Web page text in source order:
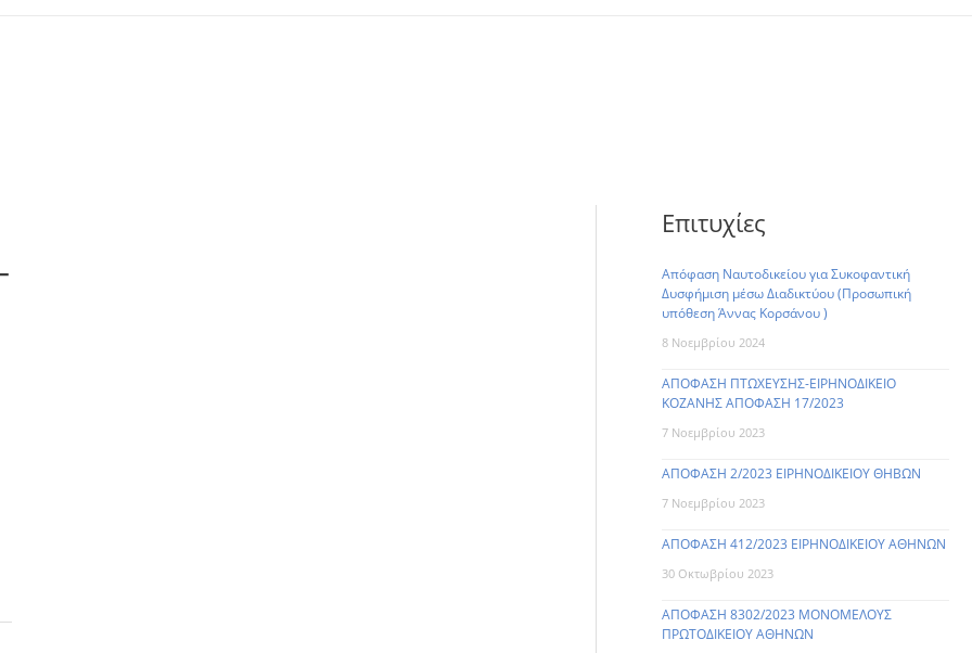
Επιτυχίες
Απόφαση Ναυτοδικείου για Συκοφαντική
Δυσφήμιση μέσω Διαδικτύου (Προσωπική
υπόθεση Άννας Κορσάνου )
8 Νοεμβρίου 2024
ΑΠΟΦΑΣΗ ΠΤΩΧΕΥΣΗΣ-ΕΙΡΗΝΟΔΙΚΕΙΟ
ΚΟΖΑΝΗΣ ΑΠΟΦΑΣΗ 17/2023
7 Νοεμβρίου 2023
ΑΠΟΦΑΣΗ 2/2023 ΕΙΡΗΝΟΔΙΚΕΙΟΥ ΘΗΒΩΝ
7 Νοεμβρίου 2023
ΑΠΟΦΑΣΗ 412/2023 ΕΙΡΗΝΟΔΙΚΕΙΟΥ ΑΘΗΝΩΝ
30 Οκτωβρίου 2023
ΑΠΟΦΑΣΗ 8302/2023 ΜΟΝΟΜΕΛΟΥΣ
ΠΡΩΤΟΔΙΚΕΙΟΥ ΑΘΗΝΩΝ